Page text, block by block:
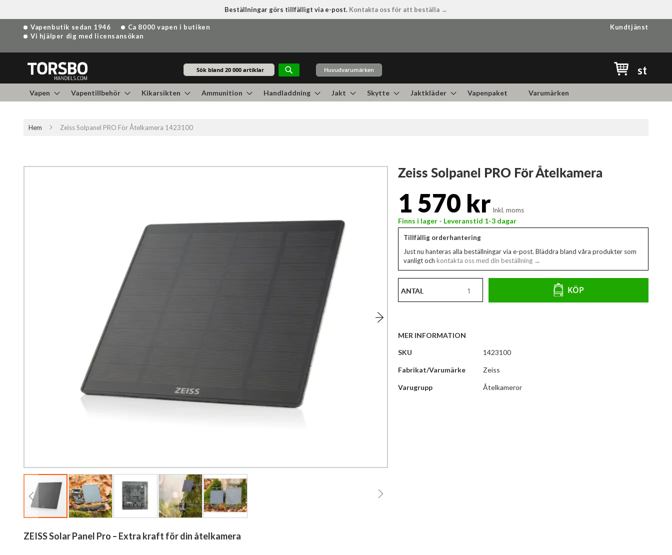
Beställningar görs tillfälligt via e-post. Kontakta oss för att beställa →
Hoppa
till
Vapenbutik sedan 1946
Ca 8000 vapen i butiken
Vi hjälper dig med licensansökan
Kundtjänst
Sök
Huvudvarumärken st
Vapen Vapentillbehör Kikarsikten Ammunition Handladdning Jakt Skytte Jaktkläder Vapenpaket Varumärken
Hem Zeiss Solpanel PRO För Åtelkamera 1423100
Hoppa
ZEISS Solar Panel Pro – Extra kraft för din åtelkamera
Zeiss Solpanel PRO För Åtelkamera
1 570 kr Inkl. moms
Finns i lager - Leveranstid 1-3 dagar
Tillfällig orderhantering
Just nu hanteras alla beställningar via e-post. Bläddra bland våra produkter som
vanligt och kontakta oss med din beställning →
ANTAL KÖP
MER INFORMATION
Mer
SKU 1423100
Fabrikat/Varumärke Zeiss
Varugrupp Åtelkameror